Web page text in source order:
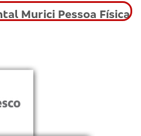
Murici Pessoa Física